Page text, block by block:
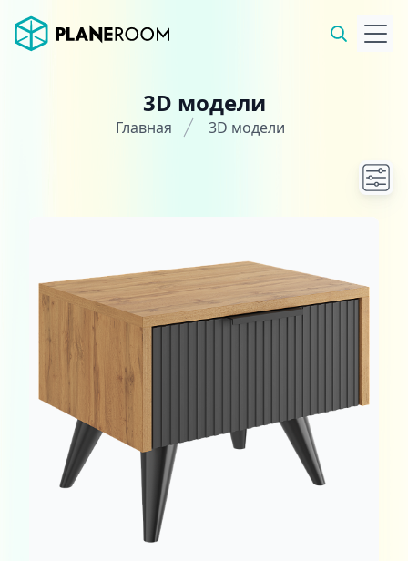
3D модели
Главная 3D модели